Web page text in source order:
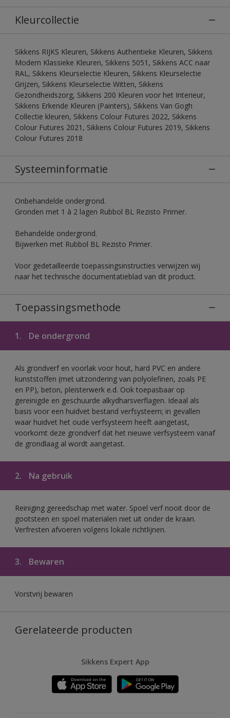
Kleurcollectie
Sikkens RIJKS Kleuren, Sikkens Authentieke Kleuren, Sikkens
Modern Klassieke Kleuren, Sikkens 5051, Sikkens ACC naar
RAL, Sikkens Kleurselectie Kleuren, Sikkens Kleurselectie
Grijzen, Sikkens Kleurselectie Witten, Sikkens
Gezondheidszorg, Sikkens 200 Kleuren voor het Interieur,
Sikkens Erkende Kleuren (Painters), Sikkens Van Gogh
Collectie kleuren, Sikkens Colour Futures 2022, Sikkens
Colour Futures 2021, Sikkens Colour Futures 2019, Sikkens
Colour Futures 2018
Systeeminformatie
Onbehandelde ondergrond.
Gronden met 1 à 2 lagen Rubbol BL Rezisto Primer.
Behandelde ondergrond.
Bijwerken met Rubbol BL Rezisto Primer.
Voor gedetailleerde toepassingsinstructies verwijzen wij
naar het technische documentatieblad van dit product.
Toepassingsmethode
1. De ondergrond
Als grondverf en voorlak voor hout, hard PVC en andere
kunststoffen (met uitzondering van polyolefinen, zoals PE
en PP), beton, pleisterwerk e.d. Ook toepasbaar op
gereinigde en geschuurde alkydharsverflagen. Ideaal als
basis voor een huidvet bestand verfsysteem; in gevallen
waar huidvet het oude verfsysteem heeft aangetast,
voorkomt deze grondverf dat het nieuwe verfsysteem vanaf
de grondlaag al wordt aangetast.
2. Na gebruik
Reiniging gereedschap met water. Spoel verf nooit door de
gootsteen en spoel materialen niet uit onder de kraan.
Verfresten afvoeren volgens lokale richtlijnen.
3. Bewaren
Vorstvrij bewaren
Gerelateerde producten
Sikkens Expert App